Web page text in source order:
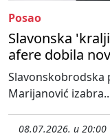
Posao
Slavonska
afere dobila
Slavonskobrodska
Marijanović
08.07.2026. u 20:00